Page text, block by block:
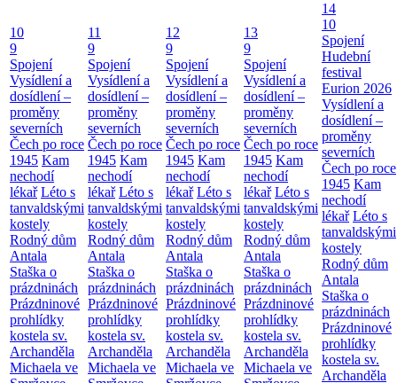
10
9
Spojení
Vysídlení a
dosídlení –
proměny
severních
Čech po roce
1945 Kam
nechodí
lékař Léto s
tanvaldskými
kostely
Rodný dům
Antala
Staška o
prázdninách
Prázdninové
prohlídky
kostela sv.
Archanděla
Michaela ve
11
9
Spojení
Vysídlení a
dosídlení –
proměny
severních
Čech po roce
1945 Kam
nechodí
lékař Léto s
tanvaldskými
kostely
Rodný dům
Antala
Staška o
prázdninách
Prázdninové
prohlídky
kostela sv.
Archanděla
Michaela ve
12
9
Spojení
Vysídlení a
dosídlení –
proměny
severních
Čech po roce
1945 Kam
nechodí
lékař Léto s
tanvaldskými
kostely
Rodný dům
Antala
Staška o
prázdninách
Prázdninové
prohlídky
kostela sv.
Archanděla
Michaela ve
13
9
Spojení
Vysídlení a
dosídlení –
proměny
severních
Čech po roce
1945 Kam
nechodí
lékař Léto s
tanvaldskými
kostely
Rodný dům
Antala
Staška o
prázdninách
Prázdninové
prohlídky
kostela sv.
Archanděla
Michaela ve
14
10
Spojení
Hudební
festival
Eurion 2026
Vysídlení a
dosídlení –
proměny
severních
Čech po roce
1945 Kam
nechodí
lékař Léto s
tanvaldskými
kostely
Rodný dům
Antala
Staška o
prázdninách
Prázdninové
prohlídky
kostela sv.
Archanděla